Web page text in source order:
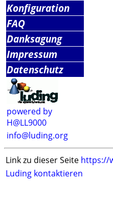
Konfiguration
FAQ
Danksagung
Impressum
Datenschutz
powered by
H@LL9000
info@luding.org
Link zu dieser Seite https://
Luding kontaktieren